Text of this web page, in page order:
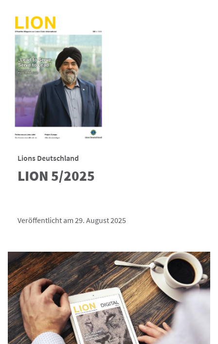
Lions Deutschland
LION 5/2025
Veröffentlicht am 29. August 2025